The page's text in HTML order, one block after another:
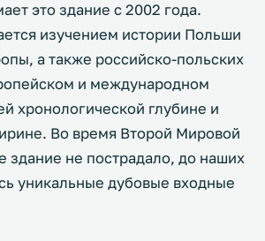
это здание с 2002 года.
изучением истории Польши
а также российско-польских
и международном
хронологической глубине и
Во время Второй Мировой
здание не пострадало, до наших
уникальные дубовые входные